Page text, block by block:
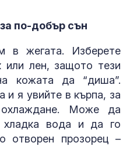
по-добър сън
в жегата. Изберете
или лен, защото тези
кожата да “диша”.
и я увийте в кърпа, за
Може да
вода и да го
отворен прозорец –